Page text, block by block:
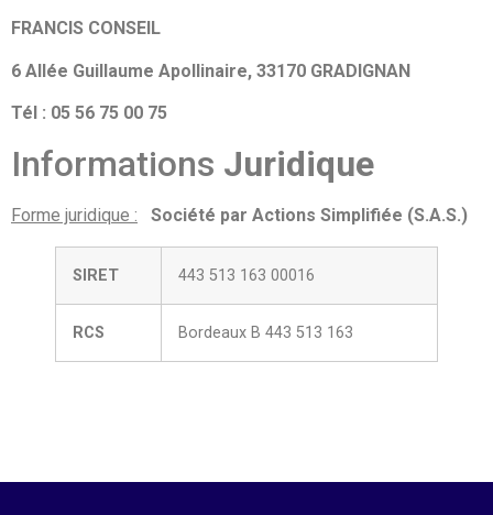
FRANCIS CONSEIL
6 Allée Guillaume Apollinaire, 33170 GRADIGNAN
Tél : 05 56 75 00 75
Informations Juridique
Forme juridique : Société par Actions Simplifiée (S.A.S.)
SIRET 443 513 163 00016
RCS Bordeaux B 443 513 163